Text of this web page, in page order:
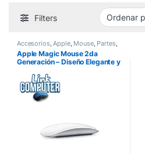
Filters
Accesorios Apple, Mouse, Partes
Perifericos
Apple Magic Mouse 2da
Generación – Diseño Elegante y